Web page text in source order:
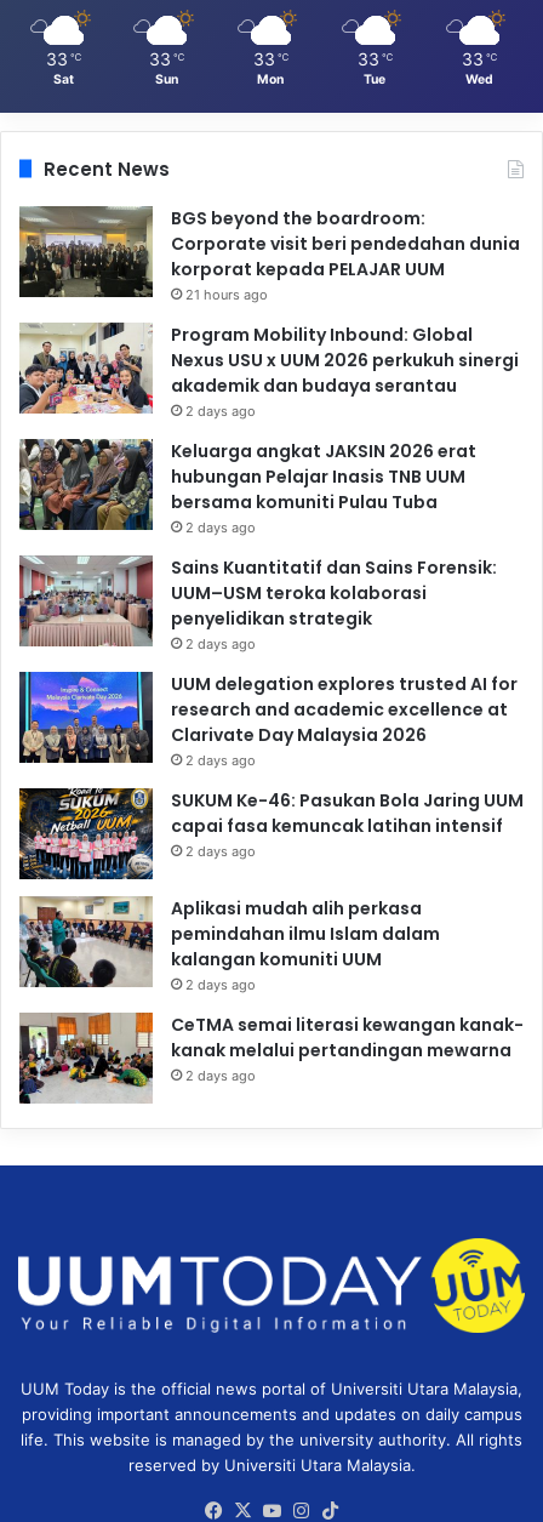
33 ℃
Sat
33 ℃
Sun
33 ℃
Mon
33 ℃
Tue
33 ℃
Wed
Recent News
BGS beyond the boardroom:
Corporate visit beri pendedahan dunia
korporat kepada PELAJAR UUM
21 hours ago
Program Mobility Inbound: Global
Nexus USU x UUM 2026 perkukuh sinergi
akademik dan budaya serantau
2 days ago
Keluarga angkat JAKSIN 2026 erat
hubungan Pelajar Inasis TNB UUM
bersama komuniti Pulau Tuba
2 days ago
Sains Kuantitatif dan Sains Forensik:
UUM–USM teroka kolaborasi
penyelidikan strategik
2 days ago
UUM delegation explores trusted AI for
research and academic excellence at
Clarivate Day Malaysia 2026
2 days ago
SUKUM Ke-46: Pasukan Bola Jaring UUM
capai fasa kemuncak latihan intensif
2 days ago
Aplikasi mudah alih perkasa
pemindahan ilmu Islam dalam
kalangan komuniti UUM
2 days ago
CeTMA semai literasi kewangan kanak-
kanak melalui pertandingan mewarna
2 days ago
UUM Today is the official news portal of Universiti Utara Malaysia,
providing important announcements and updates on daily campus
life. This website is managed by the university authority. All rights
reserved by Universiti Utara Malaysia.
Facebook
X YouTubeInstagram